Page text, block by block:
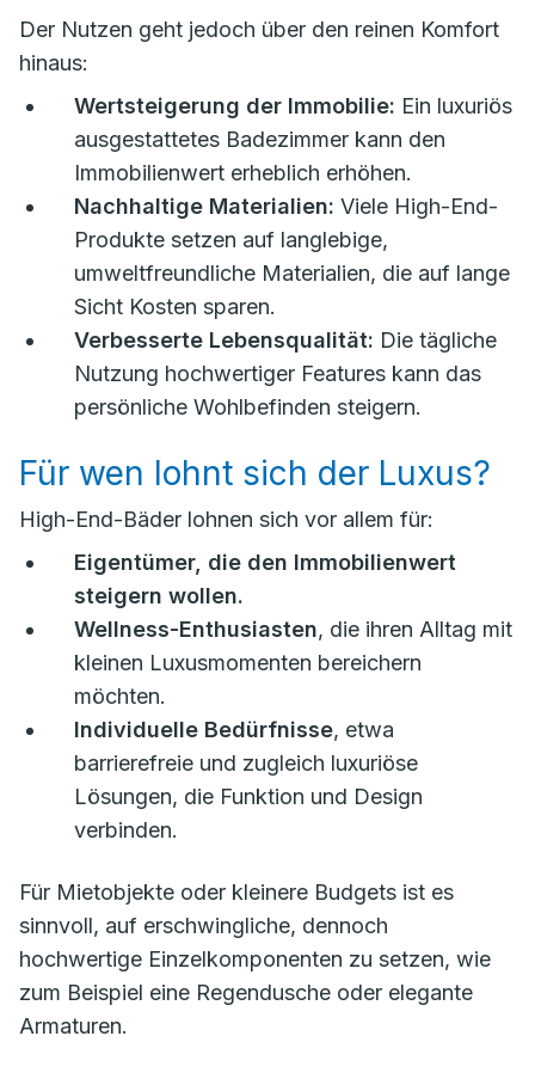
Der Nutzen geht jedoch über den reinen Komfort
hinaus:
Wertsteigerung der Immobilie: Ein luxuriös
ausgestattetes Badezimmer kann den
Immobilienwert erheblich erhöhen.
Nachhaltige Materialien: Viele High-End-
Produkte setzen auf langlebige,
umweltfreundliche Materialien, die auf lange
Sicht Kosten sparen.
Verbesserte Lebensqualität: Die tägliche
Nutzung hochwertiger Features kann das
persönliche Wohlbefinden steigern.
Für wen lohnt sich der Luxus?
High-End-Bäder lohnen sich vor allem für:
Eigentümer, die den Immobilienwert
steigern wollen.
Wellness-Enthusiasten, die ihren Alltag mit
kleinen Luxusmomenten bereichern
möchten.
Individuelle Bedürfnisse, etwa
barrierefreie und zugleich luxuriöse
Lösungen, die Funktion und Design
verbinden.
Für Mietobjekte oder kleinere Budgets ist es
sinnvoll, auf erschwingliche, dennoch
hochwertige Einzelkomponenten zu setzen, wie
zum Beispiel eine Regendusche oder elegante
Armaturen.